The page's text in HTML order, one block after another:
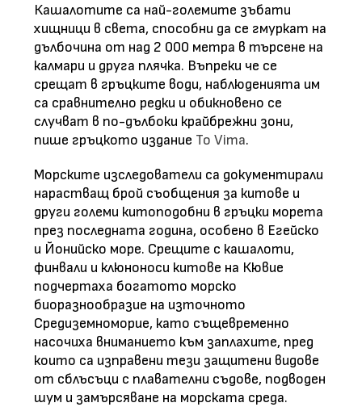
Кашалотите са най-големите зъбати
хищници в света, способни да се гмуркат на
дълбочина от над 2 000 метра в търсене на
калмари и друга плячка. Въпреки че се
срещат в гръцките води, наблюденията им
са сравнително редки и обикновено се
случват в по-дълбоки крайбрежни зони,
пише гръцкото издание To Vima.
Морските изследователи са документирали
нарастващ брой съобщения за китове и
други големи китоподобни в гръцки морета
през последната година, особено в Егейско
и Йонийско море. Срещите с кашалоти,
финвали и клюноноси китове на Кювие
подчертаха богатото морско
биоразнообразие на източното
Средиземноморие, като същевременно
насочиха вниманието към заплахите, пред
които са изправени тези защитени видове
от сблъсъци с плавателни съдове, подводен
шум и замърсяване на морската среда.